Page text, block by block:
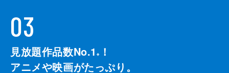
03
見放題作品数No.1 ※
！
アニメや映画がたっぷり。